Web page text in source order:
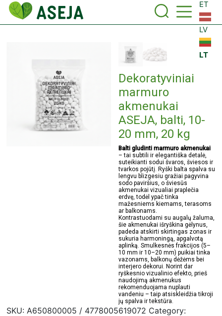
ET
LV
LT
Dekoratyviniai
marmuro
akmenukai
ASEJA, balti, 10-
20 mm, 20 kg
Balti gludinti marmuro akmenukai
– tai subtili ir elegantiška detalė,
suteikianti sodui švaros, šviesos ir
tvarkos pojūtį. Ryški balta spalva su
lengvu blizgesiu gražiai pagyvina
sodo paviršius, o šviesūs
akmenukai vizualiai praplečia
erdvę, todėl ypač tinka
mažesniems kiemams, terasoms
ar balkonams.
Kontrastuodami su augalų žaluma,
šie akmenukai išryškina gėlynus,
padeda atskirti skirtingas zonas ir
sukuria harmoningą, apgalvotą
aplinką. Smulkesnės frakcijos (5–
10 mm ir 10–20 mm) puikiai tinka
vazonams, balkonų dėžėms bei
interjero dekorui. Norint dar
ryškesnio vizualinio efekto, prieš
naudojimą akmenukus
rekomenduojama nuplauti
vandeniu – taip atsiskleidžia tikroji
jų spalva ir tekstūra.
SKU: A650800005 / 4778005619072 Category: